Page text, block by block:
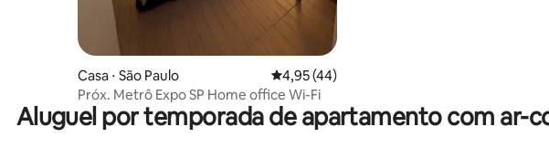
Casa ⋅ São Paulo 4,95 de uma avaliação média de 5, 44
4,95 (44)
Próx. Metrô Expo SP Home office Wi-Fi
Aluguel por temporada de apartamento com ar-